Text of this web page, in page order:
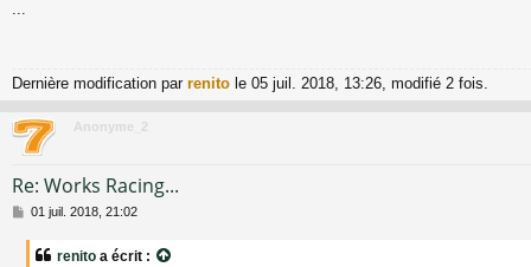
e
Dernière modification par renito le 05 juil. 2018, 13:26, modifié 2 fois.
Anonyme_2
Re: Works Racing...
M
01 juil. 2018, 21:02
renito a écrit :